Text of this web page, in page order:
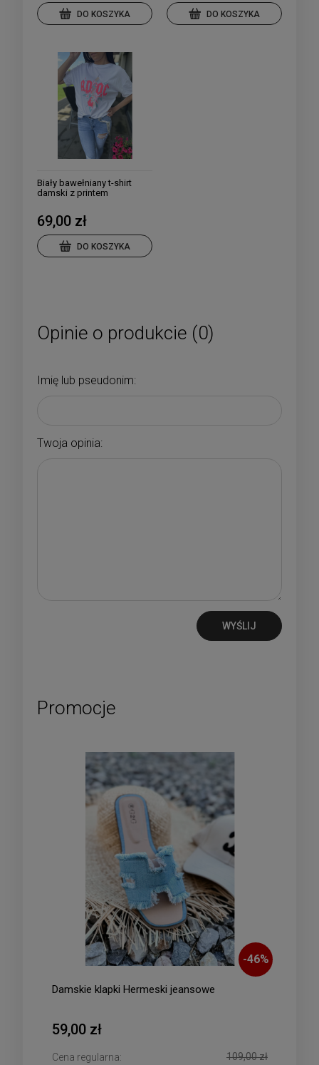
DO KOSZYKA DO KOSZYKA
Biały bawełniany t-shirt
damski z printem
69,00 zł
DO KOSZYKA
Opinie o produkcie (0)
Imię lub pseudonim:
Twoja opinia:
WYŚLIJ
Promocje
-46%
Damskie klapki Hermeski jeansowe
59,00 zł
Cena regularna:
109,00 zł